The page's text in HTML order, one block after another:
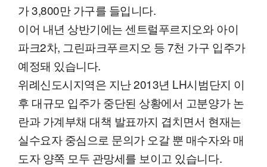
가 3,800만 가구를 들입니다.
이어 내년 상반기에는 센트럴푸르지오와 아이
파크2차, 그린파크푸르지오 등 7천 가구 입주가
예정돼 있습니다.
위례신도시지역은 지난 2013년 LH시범단지 이
후 대규모 입주가 중단된 상황에서 고분양가 논
란과 가계부채 대책 발표까지 겹치면서 현재는
실수요자 중심으로 문의가 오갈 뿐 매수자와 매
도자 양쪽 모두 관망세를 보이고 있습니다.